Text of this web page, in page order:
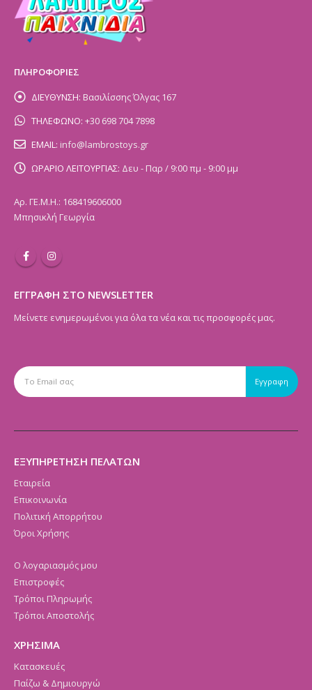
ΠΛΗΡΟΦΟΡΙΕΣ
ΔΙΕΥΘΥΝΣΗ: Βασιλίσσης Όλγας 167
ΤΗΛΕΦΩΝΟ: +30 698 704 7898
EMAIL: info@lambrostoys.gr
ΩΡΑΡΙΟ ΛΕΙΤΟΥΡΓΙΑΣ: Δευ - Παρ / 9:00 πμ - 9:00 μμ
Αρ. ΓΕ.Μ.Η.: 168419606000
Μπησικλή Γεωργία
ΕΓΓΡΑΦΗ ΣΤΟ NEWSLETTER
Μείνετε ενημερωμένοι για όλα τα νέα και τις προσφορές μας.
ΕΞΥΠΗΡΕΤΗΣΗ ΠΕΛΑΤΩΝ
Εταιρεία
Επικοινωνία
Πολιτική Απορρήτου
Όροι Χρήσης
Ο λογαριασμός μου
Επιστροφές
Τρόποι Πληρωμής
Τρόποι Αποστολής
ΧΡΗΣΙΜΑ
Κατασκευές
Παίζω & Δημιουργώ